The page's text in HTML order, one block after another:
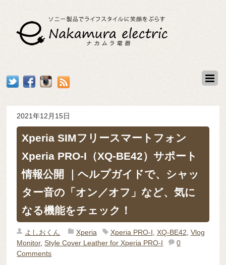
2021年12月15日
Xperia SIMフリースマートフォン
Xperia PRO-I（XQ-BE42）サポート
情報公開 ｜ヘルプガイドで、シャッ
ター音の「オン／オフ」など、気に
なる機能をチェック！
よしおくん Xperia Xperia PRO-I XQ-BE42 Vlog
Monitor,Style Cover Leather for Xperia PRO-I
0
Comments